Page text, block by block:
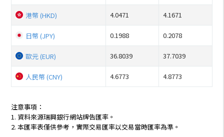
港幣 (HKD) 4.0471 4.1671
日幣 (JPY) 0.1988 0.2078
歐元 (EUR) 36.8039 37.7039
人民幣 (CNY) 4.6773 4.8773
注意事項：
1. 資料來源瑞興銀行網站牌告匯率。
2. 本匯率表僅供參考，實際交易匯率以交易當時匯率為準。